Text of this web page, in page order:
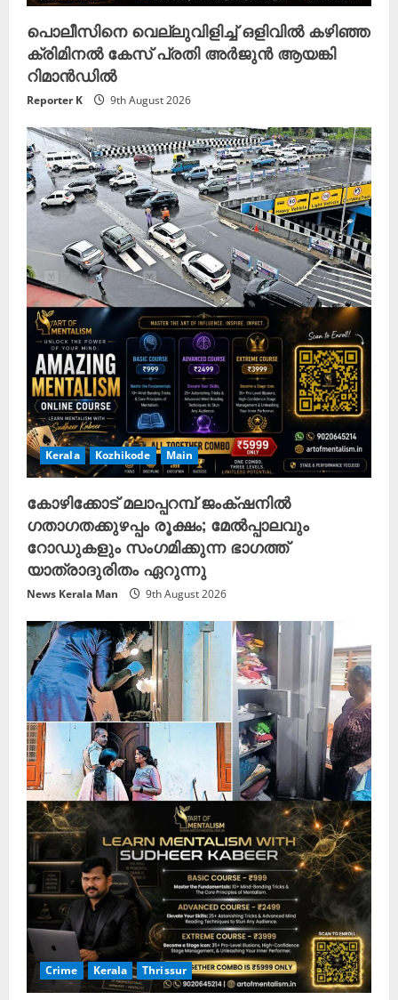
പൊലീസിനെ വെല്ലുവിളിച്ച് ഒളിവിൽ കഴിഞ്ഞ
ക്രിമിനൽ കേസ് പ്രതി അർജുൻ ആയങ്കി
റിമാൻഡിൽ
Reporter K 9th August 2026
Kerala Kozhikode Main
കോഴിക്കോട് മലാപ്പറമ്പ് ജംക്‌ഷനിൽ
ഗതാഗതക്കുഴപ്പം രൂക്ഷം; മേൽപ്പാലവും
റോഡുകളും സംഗമിക്കുന്ന ഭാഗത്ത്
യാത്രാദുരിതം ഏറുന്നു
News Kerala Man 9th August 2026
Crime Kerala Thrissur